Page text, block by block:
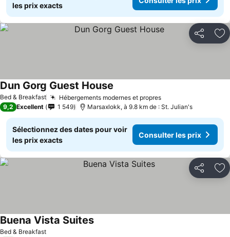
les prix exacts
Partager
Bed & Breakfast Hébergements modernes et propres
Dun Gorg Guest House
9,2 Excellent 1 549 Marsaxlokk, à 9.8 km de : St. Julian's
Sélectionnez des dates pour voir
les prix exacts
Consulter les prix
Partager
Bed & Breakfast
Buena Vista Suites